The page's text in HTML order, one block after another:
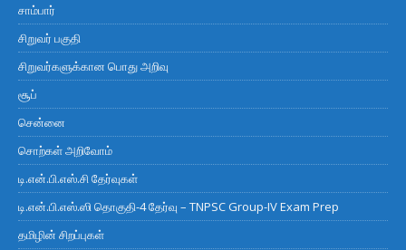
சாம்பார்
சிறுவர் பகுதி
சிறுவர்களுக்கான பொது அறிவு
சூப்
சென்னை
சொற்கள் அறிவோம்
டி.என்.பி.எஸ்.சி தேர்வுகள்
டி.என்.பி.எஸ்.ஸி தொகுதி-4 தேர்வு – TNPSC Group-IV Exam Prep
தமிழின் சிறப்புகள்